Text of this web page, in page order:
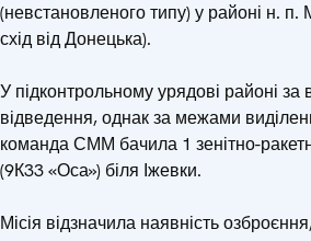
(невстановленого типу) у районі н. п.
схід від Донецька).
У підконтрольному урядові районі за
відведення, однак за межами
команда СММ бачила 1 зенітно-
(9К33 «Оса») біля Іжевки.
Місія відзначила наявність